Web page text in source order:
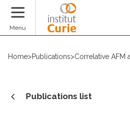
Menu
Home>Publications>Correlative
Publications list